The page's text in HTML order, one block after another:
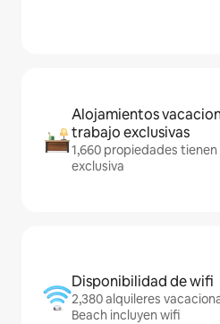
Alojamientos
trabajo exclusivas
1,660 propiedades
exclusiva
Disponibilidad de wifi
2,380 alquileres
Beach incluyen wifi